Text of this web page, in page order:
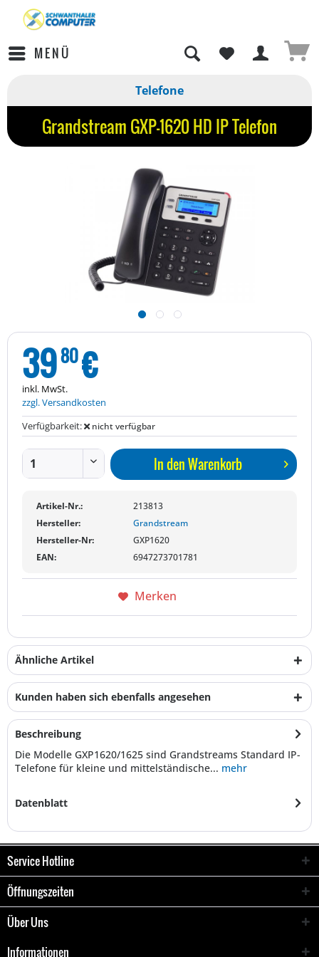
MENÜ
Telefone
Grandstream GXP-1620 HD IP Telefon
3980€
inkl. MwSt.
zzgl. Versandkosten
Verfügbarkeit:
nicht verfügbar
In denWarenkorb
Artikel-Nr.:
213813
Hersteller:
Grandstream
Hersteller-Nr:
GXP1620
EAN:
6947273701781
Merken
Ähnliche Artikel
Kunden haben sich ebenfalls angesehen
Beschreibung
Die Modelle GXP1620/1625 sind Grandstreams Standard IP-
Telefone für kleine und mittelständische... mehr
Datenblatt
Service Hotline
Öffnungszeiten
Über Uns
Informationen